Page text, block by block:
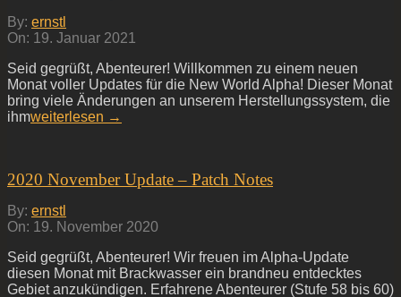
2021-
01-
By: ernstl
On: 19. Januar 2021
Seid gegrüßt, Abenteurer! Willkommen zu einem neuen
Monat voller Updates für die New World Alpha! Dieser Monat
bring viele Änderungen an unserem Herstellungssystem, die
ihmweiterlesen →
2020 November Update – Patch Notes
2020-
11-
By: ernstl
On: 19. November 2020
Seid gegrüßt, Abenteurer! Wir freuen im Alpha-Update
diesen Monat mit Brackwasser ein brandneu entdecktes
Gebiet anzukündigen. Erfahrene Abenteurer (Stufe 58 bis 60)